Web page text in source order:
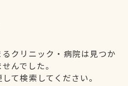
クリニック・病院は見つか
せんでした。
て検索してください。